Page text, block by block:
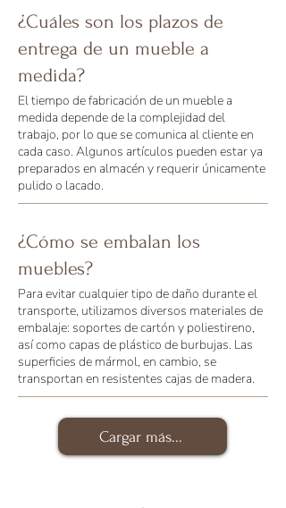
¿Cuáles son los plazos de
entrega de un mueble a
medida?
El tiempo de fabricación de un mueble a
medida depende de la complejidad del
trabajo, por lo que se comunica al cliente en
cada caso. Algunos artículos pueden estar ya
preparados en almacén y requerir únicamente
pulido o lacado.
¿Cómo se embalan los
muebles?
Para evitar cualquier tipo de daño durante el
transporte, utilizamos diversos materiales de
embalaje: soportes de cartón y poliestireno,
así como capas de plástico de burbujas. Las
superficies de mármol, en cambio, se
transportan en resistentes cajas de madera.
Cargar más...